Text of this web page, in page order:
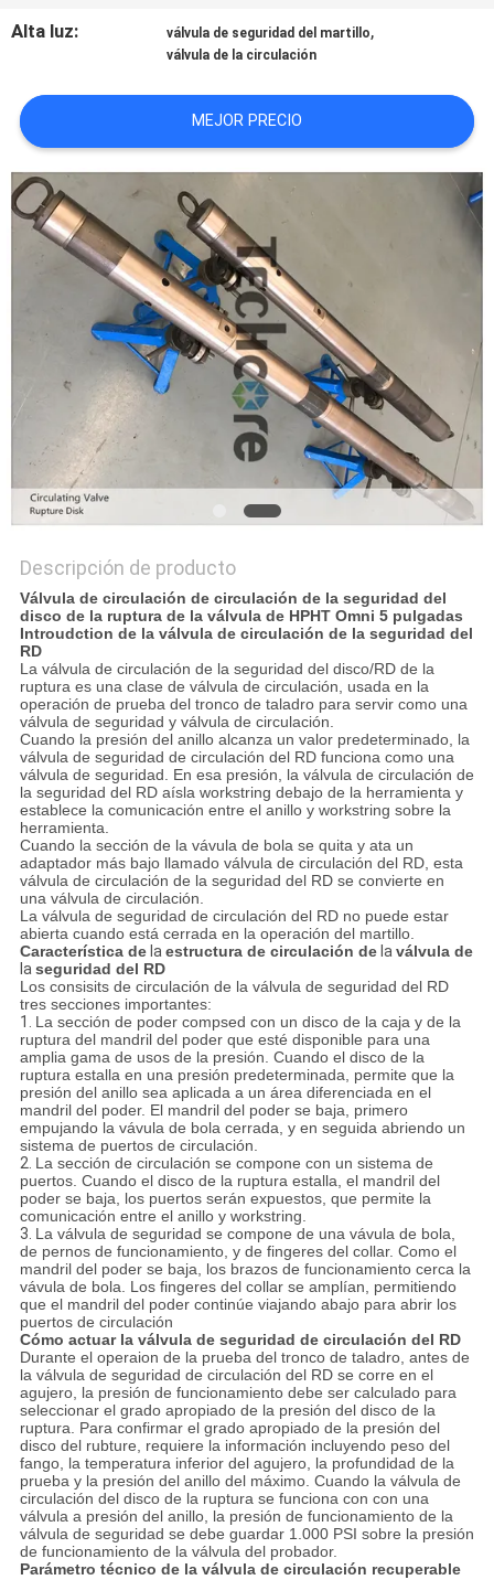
NOTICIAS
CASOS
MAPA
DEL
SITIO
PRIVACY
POLICY
Alta luz: válvula de seguridad del martillo,
válvula de la circulación
MEJOR PRECIO
Descripción de producto
Válvula de circulación de circulación de la seguridad del
disco de la ruptura de la válvula de HPHT Omni 5 pulgadas
Introudction de la válvula de circulación de la seguridad del
RD
La válvula de circulación de la seguridad del disco/RD de la
ruptura es una clase de válvula de circulación, usada en la
operación de prueba del tronco de taladro para servir como una
válvula de seguridad y válvula de circulación.
Cuando la presión del anillo alcanza un valor predeterminado, la
válvula de seguridad de circulación del RD funciona como una
válvula de seguridad. En esa presión, la válvula de circulación de
la seguridad del RD aísla workstring debajo de la herramienta y
establece la comunicación entre el anillo y workstring sobre la
herramienta.
Cuando la sección de la vávula de bola se quita y ata un
adaptador más bajo llamado válvula de circulación del RD, esta
válvula de circulación de la seguridad del RD se convierte en
una válvula de circulación.
La válvula de seguridad de circulación del RD no puede estar
abierta cuando está cerrada en la operación del martillo.
Característica delaestructura de circulación delaválvula de
laseguridad del RD
Los consisits de circulación de la válvula de seguridad del RD
tres secciones importantes:
1. La sección de poder compsed con un disco de la caja y de la
ruptura del mandril del poder que esté disponible para una
amplia gama de usos de la presión. Cuando el disco de la
ruptura estalla en una presión predeterminada, permite que la
presión del anillo sea aplicada a un área diferenciada en el
mandril del poder. El mandril del poder se baja, primero
empujando la vávula de bola cerrada, y en seguida abriendo un
sistema de puertos de circulación.
2. La sección de circulación se compone con un sistema de
puertos. Cuando el disco de la ruptura estalla, el mandril del
poder se baja, los puertos serán expuestos, que permite la
comunicación entre el anillo y workstring.
3. La válvula de seguridad se compone de una vávula de bola,
de pernos de funcionamiento, y de fingeres del collar. Como el
mandril del poder se baja, los brazos de funcionamiento cerca la
vávula de bola. Los fingeres del collar se amplían, permitiendo
que el mandril del poder continúe viajando abajo para abrir los
puertos de circulación
Cómo actuar la válvula de seguridad de circulación del RD
Durante el operaion de la prueba del tronco de taladro, antes de
la válvula de seguridad de circulación del RD se corre en el
agujero, la presión de funcionamiento debe ser calculado para
seleccionar el grado apropiado de la presión del disco de la
ruptura. Para confirmar el grado apropiado de la presión del
disco del rubture, requiere la información incluyendo peso del
fango, la temperatura inferior del agujero, la profundidad de la
prueba y la presión del anillo del máximo. Cuando la válvula de
circulación del disco de la ruptura se funciona con con una
válvula a presión del anillo, la presión de funcionamiento de la
válvula de seguridad se debe guardar 1.000 PSI sobre la presión
de funcionamiento de la válvula del probador.
Parámetro técnico de la válvula de circulación recuperable